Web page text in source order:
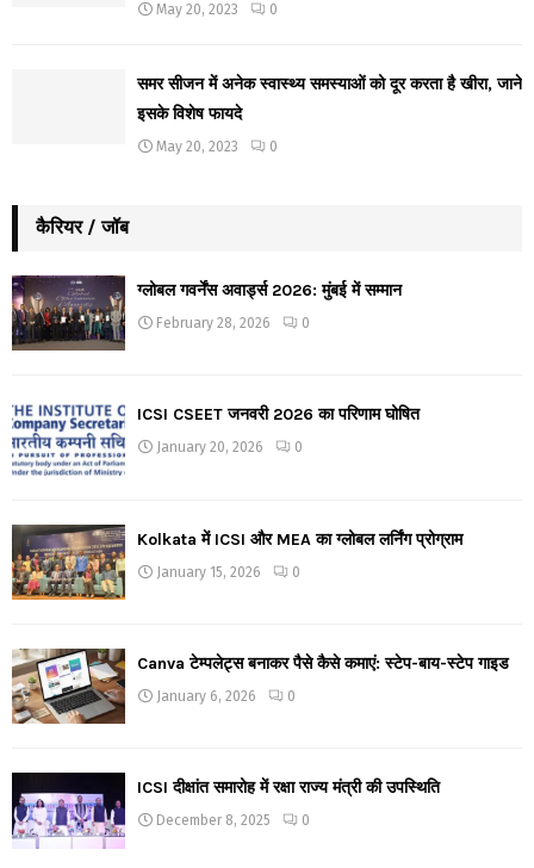
May 20, 2023 0
समर सीजन में अनेक स्वास्थ्य समस्याओं को दूर करता है खीरा, जाने
इसके विशेष फायदे
May 20, 2023 0
कैरियर / जॉब
ग्लोबल गवर्नेंस अवार्ड्स 2026: मुंबई में सम्मान
February 28, 2026 0
ICSI CSEET जनवरी 2026 का परिणाम घोषित
January 20, 2026 0
Kolkata में ICSI और MEA का ग्लोबल लर्निंग प्रोग्राम
January 15, 2026 0
Canva टेम्पलेट्स बनाकर पैसे कैसे कमाएं: स्टेप-बाय-स्टेप गाइड
January 6, 2026 0
ICSI दीक्षांत समारोह में रक्षा राज्य मंत्री की उपस्थिति
December 8, 2025 0